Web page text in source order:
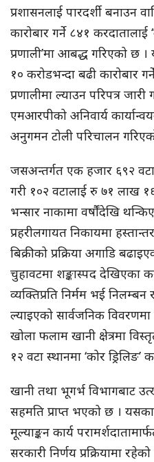
प्रशासनलाई पारदर्शी बनाउन
कारोबार गर्ने ८४१
प्रणाली’मा आबद्ध गरिएको छ
१० करोडभन्दा बढी कारोबार
प्रणालीमा ल्याउन परिपत्र
एमआरपीको अनिवार्य
अनुगमन टोली परिचालन
जसअन्तर्गत एक हजार ६९२
गरी १०२ वटालाई रु ७१ लाख
भन्सार नाकामा वर्षौंदेखि
प्रहरीलगायत निकायमा
बिक्रीको प्रक्रिया अगाडि
चुहावटमा शङ्कास्पद देखिएका
व्यक्तिप्रति निर्मम भई निलम्बन
ल्याइएको सार्वजनिक
खोला फलाम खानी क्षेत्रमा
१२ वटा स्थानमा ‘कोर ड्रिलिङ’
खानी तथा भूगर्भ विभागबाट
सहमति प्राप्त भएको छ ।
मूल्याङ्कन कार्य
सरकारी निर्णय प्रक्रियामा